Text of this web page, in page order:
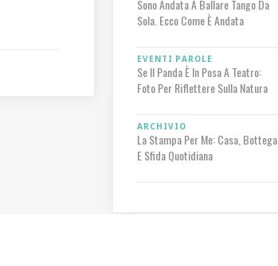
Sono Andata A Ballare Tango Da
Sola. Ecco Come È Andata
EVENTI PAROLE
Se Il Panda È In Posa A Teatro:
Foto Per Riflettere Sulla Natura
ARCHIVIO
La Stampa Per Me: Casa, Bottega
E Sfida Quotidiana